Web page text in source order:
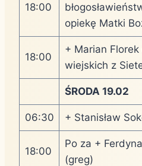
18:00
opiekę Matki
18:00
+ Marian Florek
wiejskich z
ŚRODA 19.02
06:30 + Stanisław
18:00
Po za +
(greg)